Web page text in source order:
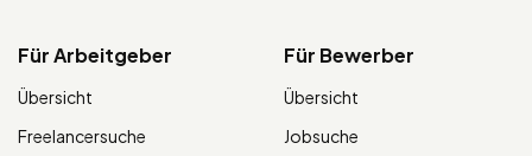
Für Arbeitgeber
Übersicht
Freelancersuche
Für Bewerber
Übersicht
Jobsuche